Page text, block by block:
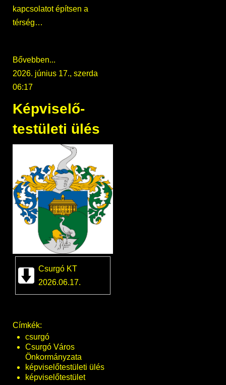
kapcsolatot építsen a
térség…
Bővebben...
2026. június 17., szerda
06:17
Képviselő-
testületi ülés
Csurgó KT
2026.06.17.
Címkék:
csurgó
Csurgó Város
Önkormányzata
képviselőtestületi ülés
képviselőtestület